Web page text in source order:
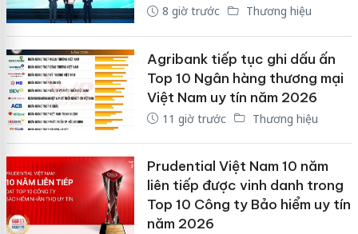
8 giờ trước Thương hiệu
Agribank tiếp tục ghi dấu ấn
Top 10 Ngân hàng thương mại
Việt Nam uy tín năm 2026
11 giờ trước Thương hiệu
Prudential Việt Nam 10 năm
liên tiếp được vinh danh trong
Top 10 Công ty Bảo hiểm uy tín
năm 2026